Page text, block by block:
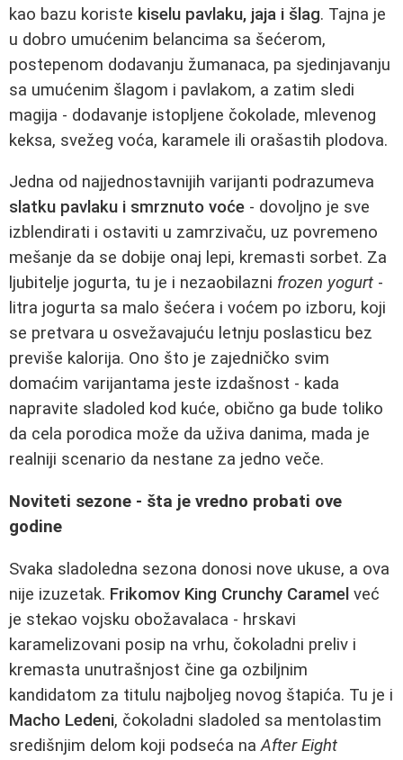
kao bazu koriste kiselu pavlaku, jaja i šlag. Tajna je
u dobro umućenim belancima sa šećerom,
postepenom dodavanju žumanaca, pa sjedinjavanju
sa umućenim šlagom i pavlakom, a zatim sledi
magija - dodavanje istopljene čokolade, mlevenog
keksa, svežeg voća, karamele ili orašastih plodova.
Jedna od najjednostavnijih varijanti podrazumeva
slatku pavlaku i smrznuto voće - dovoljno je sve
izblendirati i ostaviti u zamrzivaču, uz povremeno
mešanje da se dobije onaj lepi, kremasti sorbet. Za
ljubitelje jogurta, tu je i nezaobilazni frozen yogurt -
litra jogurta sa malo šećera i voćem po izboru, koji
se pretvara u osvežavajuću letnju poslasticu bez
previše kalorija. Ono što je zajedničko svim
domaćim varijantama jeste izdašnost - kada
napravite sladoled kod kuće, obično ga bude toliko
da cela porodica može da uživa danima, mada je
realniji scenario da nestane za jedno veče.
Noviteti sezone - šta je vredno probati ove
godine
Svaka sladoledna sezona donosi nove ukuse, a ova
nije izuzetak. Frikomov King Crunchy Caramel već
je stekao vojsku obožavalaca - hrskavi
karamelizovani posip na vrhu, čokoladni preliv i
kremasta unutrašnjost čine ga ozbiljnim
kandidatom za titulu najboljeg novog štapića. Tu je i
Machо Lеdеni, čokoladni sladoled sa mentolastim
središnjim delom koji podseća naAfter Eight